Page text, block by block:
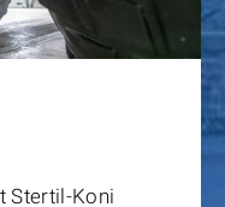
Stertil-Koni